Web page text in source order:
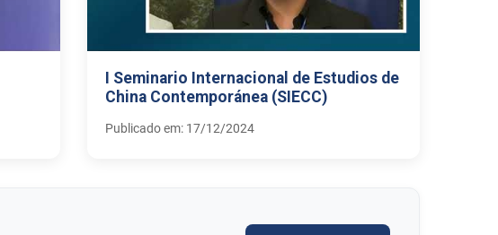
I Seminario Internacional de Estudios de
China Contemporánea (SIECC)
Publicado em: 17/12/2024